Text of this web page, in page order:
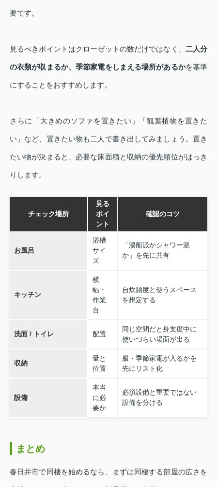
要です。
見るべきポイントはクローゼットの数だけではなく、 二人分
の衣類が収まるか、季節家電をしまえる場所があるかを基準
にすることをおすすめします。
さらに「大きめのソファを置きたい」「観葉植物を置きた
い」など、置きたい物も二人で書き出してみましょう。置き
たい物が決まると、必要な床面積と収納の優先順位がはっき
りします。
チェック場所
見る
ポイ
ント
確認のコツ
お風呂
浴槽
サイ
ズ
「湯船派かシャワー派
か」を先に共有
キッチン
横
幅・
作業
台
自炊頻度と使うスペース
を想定する
洗面 / トイレ 配置
同じ空間だと身支度中に
使いづらい場面が出る
収納
量と
位置
服・季節家電が入るかを
先にリスト化
設備
本当
に必
要か
必須設備と重要ではない
設備を分ける
まとめ
春日井市で同棲を始めるなら、まずは同棲する部屋の広さを